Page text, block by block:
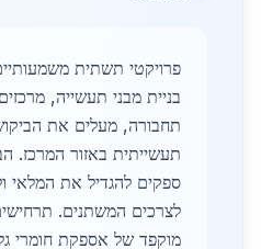
פרויקטי תשתית
בניית מבני תעשייה,
תחבורה, מעלים את
תעשייתית באזור המרכז.
ספקים להגדיל את המלאי
לצרכים המשתנים.
מוקפד של אספקת חומרי